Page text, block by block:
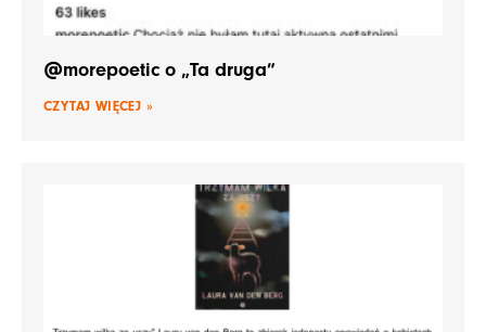
@morepoetic o „Ta druga”
CZYTAJ WIĘCEJ »